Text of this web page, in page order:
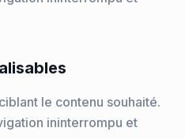
le contenu souhaité.
ininterrompu et